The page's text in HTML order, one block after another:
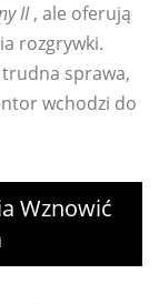
II, ale oferują
rozgrywki.
sprawa,
wchodzi do
Wznowić